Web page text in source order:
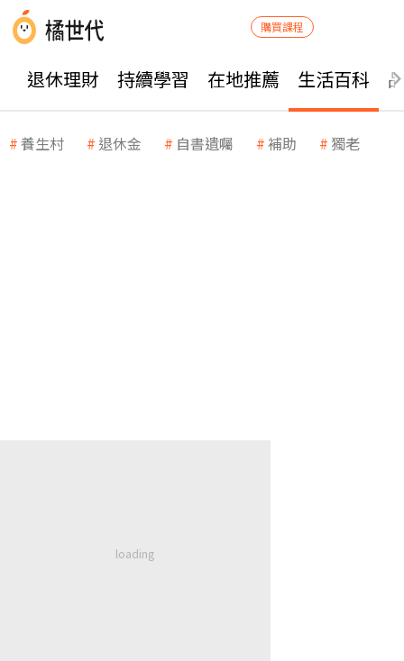
購買課程
退休理財 持續學習 在地推薦 生活百科
養生村 退休金 自書遺囑 補助 獨老